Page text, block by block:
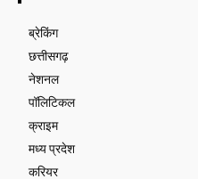
ब्रेकिंग
छत्तीसगढ़
नेशनल
पॉलिटिकल
क्राइम
मध्य प्रदेश
करियर